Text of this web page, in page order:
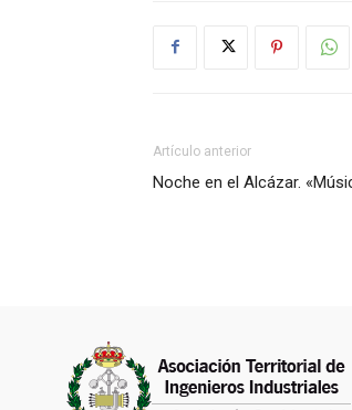
Artículo anterior
Noche en el Alcázar.